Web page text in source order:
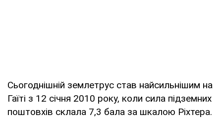
Сьогоднішній землетрус став найсильнішим на
Гаїті з 12 січня 2010 року, коли сила підземних
поштовхів склала 7,3 бала за шкалою Ріхтера.